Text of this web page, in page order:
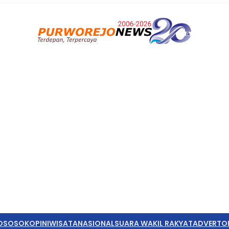
SOSOKOPINIWISATANASIONALSUARA WAKIL RAKYAT